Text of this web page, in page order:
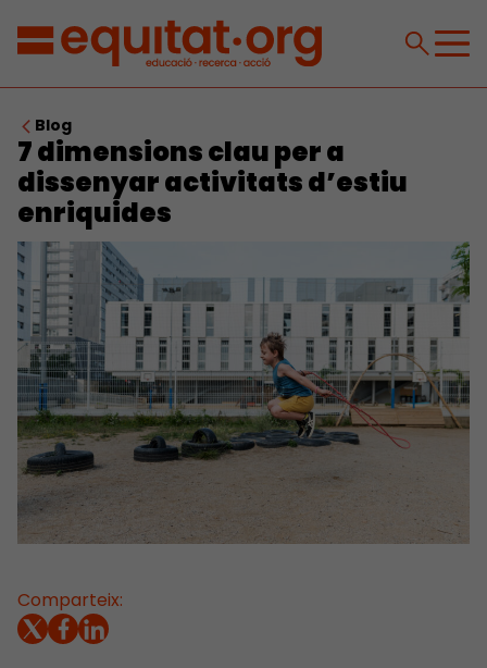
Blog
7 dimensions clau per a
dissenyar activitats d’estiu
enriquides
Comparteix: